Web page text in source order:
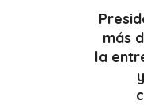
más
la